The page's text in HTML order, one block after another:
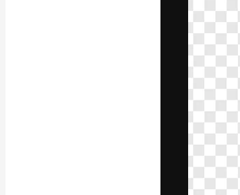
Иконки
3D-модели
Шрифты